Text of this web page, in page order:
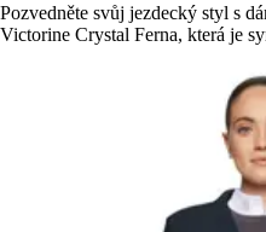
Pozvedněte svůj jezdecký styl s
Victorine Crystal Ferna, která je